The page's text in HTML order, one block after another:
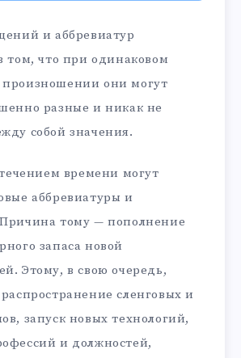
и аббревиатур
том, что при одинаковом
они могут
разные и никак не
собой значения.
времени могут
аббревиатуры и
тому — пополнение
запаса новой
Этому, в свою очередь,
распространение сленговых и
запуск новых технологий,
и должностей,